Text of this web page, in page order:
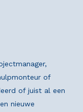
of
of juist al een
nieuwe